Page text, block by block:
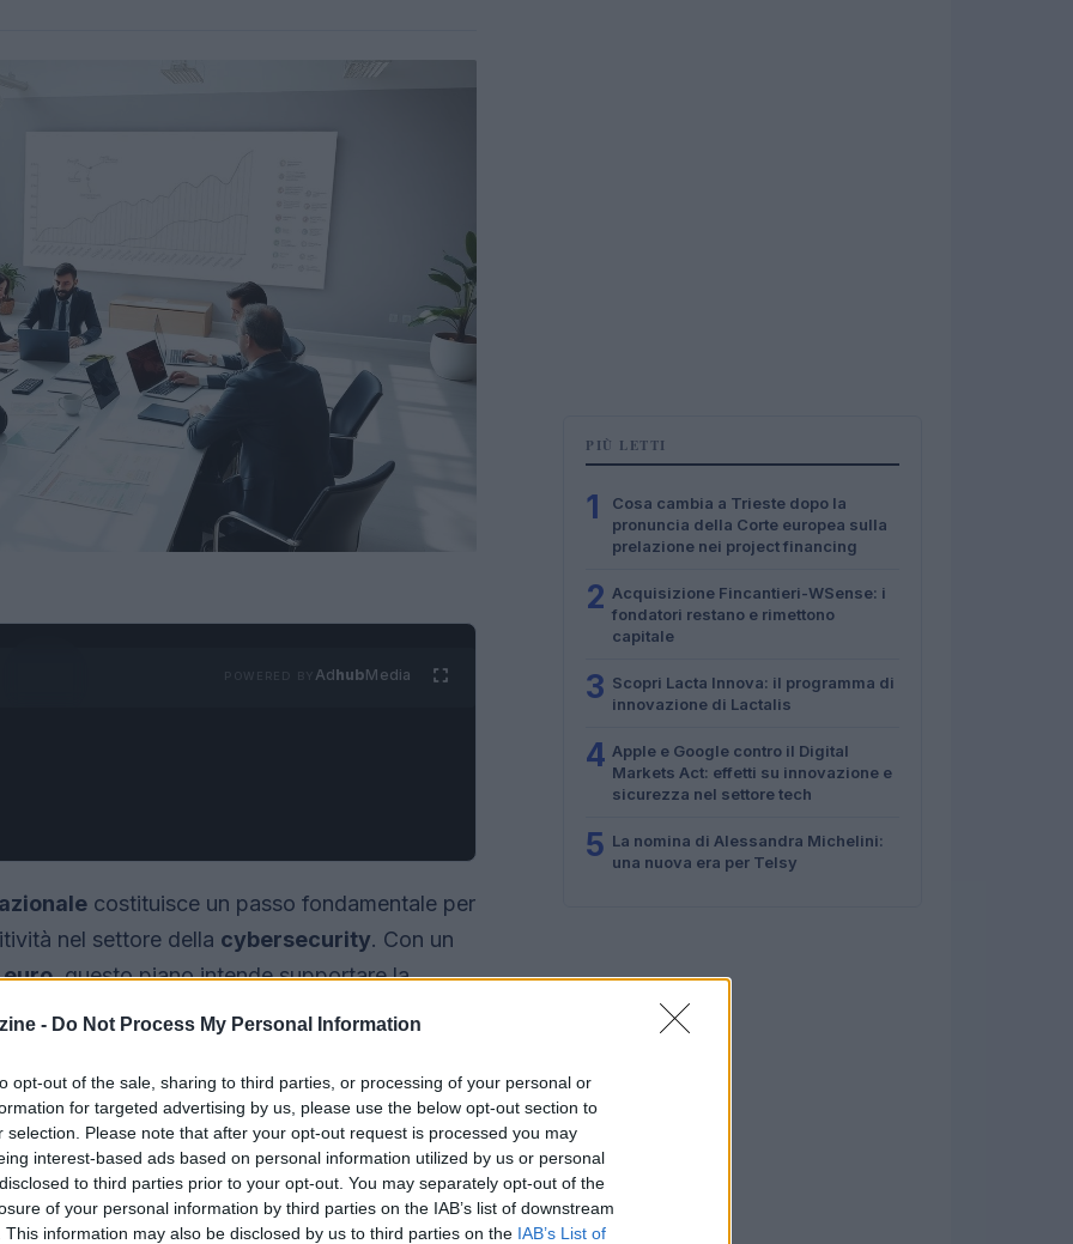
- Do Not Process My Personal Information
opt-out of the sale, sharing to third parties, or processing of your personal or
for targeted advertising by us, please use the below opt-out section to
selection. Please note that after your opt-out request is processed you may
interest-based ads based on personal information utilized by us or personal
to third parties prior to your opt-out. You may separately opt-out of the
of your personal information by third parties on the IAB’s list of downstream
This information may also be disclosed by us to third parties on the IAB’s List of
AdhubMedia
costituisce un passo fondamentale per
nel settore della cybersecurity. Con un
, questo piano intende supportare la
mirando a una prospettiva
PIÙ LETTI
1
Cosa cambia a Trieste dopo la
pronuncia della Corte europea sulla
prelazione nei project financing
2 Acquisizione Fincantieri-WSense: i
fondatori restano e rimettono
capitale
3 Scopri Lacta Innova: il programma di
innovazione di Lactalis
4 Apple e Google contro il Digital
Markets Act: effetti su innovazione e
sicurezza nel settore tech
5 La nomina di Alessandra Michelini:
una nuova era per Telsy